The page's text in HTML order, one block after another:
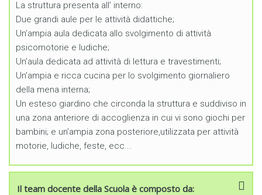
La struttura presenta all’ interno:
Due grandi aule per le attività didattiche;
Un’ampia aula dedicata allo svolgimento di attività
psicomotorie e ludiche;
Un’aula dedicata ad attività di lettura e travestimenti;
Un’ampia e ricca cucina per lo svolgimento giornaliero
della mena interna;
Un esteso giardino che circonda la struttura e suddiviso in
una zona anteriore di accoglienza in cui vi sono giochi per
bambini; e un’ampia zona posteriore,utilizzata per attività
motorie, ludiche, feste, ecc...
Il team docente della Scuola è composto da: